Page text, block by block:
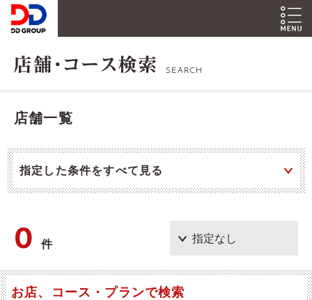
SEARCH
店舗一覧
指定した条件をすべて見る
0件
お店、コース・プランで検索